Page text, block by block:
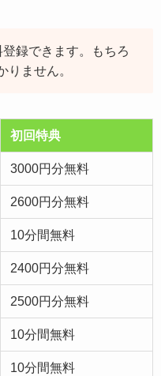
録できます。もちろ
りません。
初回特典
3000円分無料
2600円分無料
10分間無料
2400円分無料
2500円分無料
10分間無料
10分間無料